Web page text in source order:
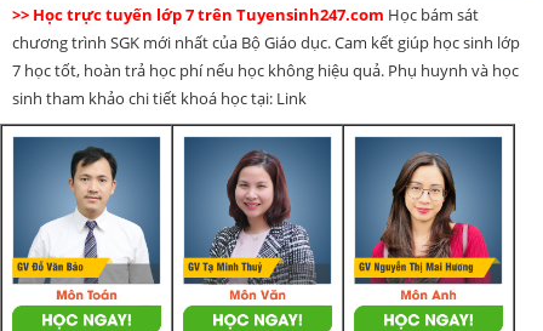
>> Học trực tuyến lớp 7 trên Tuyensinh247.com Học bám sát
chương trình SGK mới nhất của Bộ Giáo dục. Cam kết giúp học sinh lớp
7 học tốt, hoàn trả học phí nếu học không hiệu quả. Phụ huynh và học
sinh tham khảo chi tiết khoá học tại: Link